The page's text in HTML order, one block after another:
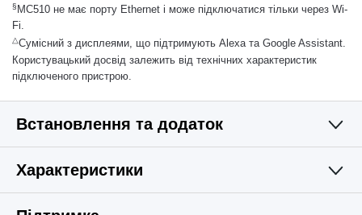
§ MC510 не має порту Ethernet і може підключатися тільки через Wi-
Fi.
△Сумісний з дисплеями, що підтримують Alexa та Google Assistant.
Користувацький досвід залежить від технічних характеристик
підключеного пристрою.
Встановлення та додаток
Простий і функціональний
Характеристики
Камера